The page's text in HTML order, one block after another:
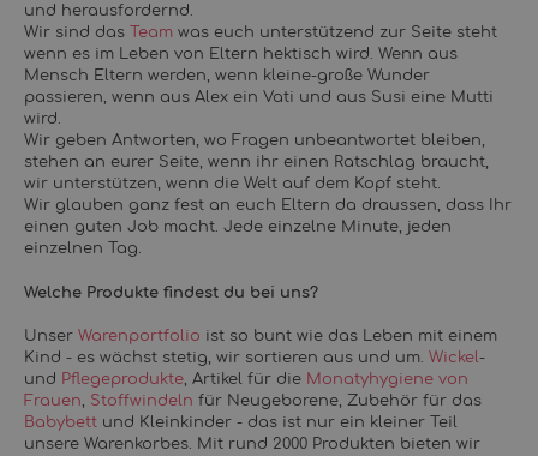
und herausfordernd.
Wir sind das
Team was euch unterstützend zur Seite steht
wenn es im Leben von Eltern hektisch wird. Wenn aus
Mensch Eltern werden, wenn kleine-große Wunder
passieren, wenn aus Alex ein Vati und aus Susi eine Mutti
wird.
Wir geben Antworten, wo Fragen unbeantwortet bleiben,
stehen an eurer Seite, wenn ihr einen Ratschlag braucht,
wir unterstützen, wenn die Welt auf dem Kopf steht.
Wir glauben ganz fest an euch Eltern da draussen, dass Ihr
einen guten Job macht. Jede einzelne Minute, jeden
einzelnen Tag.
Welche Produkte findest du bei uns?
Unser Warenportfolio ist so bunt wie das Leben mit einem
Kind - es wächst stetig, wir sortieren aus und um. Wickel-
und Pflegeprodukte, Artikel für die Monatyhygiene von
Frauen, Stoffwindeln für Neugeborene, Zubehör für das
Babybett und Kleinkinder - das ist nur ein kleiner Teil
unsere Warenkorbes. Mit rund 2000 Produkten bieten wir